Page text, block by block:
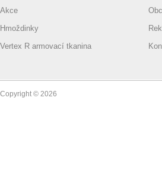
Akce
Hmoždinky
Vertex R armovací tkanina
Copyright © 2026